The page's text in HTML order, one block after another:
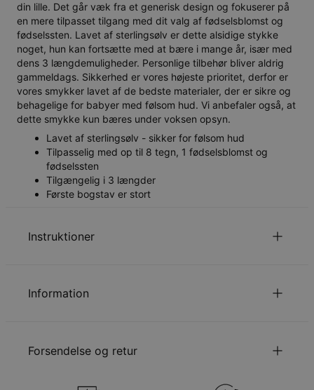
din lille. Det går væk fra et generisk design og fokuserer på
en mere tilpasset tilgang med dit valg af fødselsblomst og
fødselssten. Lavet af sterlingsølv er dette alsidige stykke
noget, hun kan fortsætte med at bære i mange år, især med
dens 3 længdemuligheder. Personlige tilbehør bliver aldrig
gammeldags. Sikkerhed er vores højeste prioritet, derfor er
vores smykker lavet af de bedste materialer, der er sikre og
behagelige for babyer med følsom hud. Vi anbefaler også, at
dette smykke kun bæres under voksen opsyn.
Lavet af sterlingsølv - sikker for følsom hud
Tilpasselig med op til 8 tegn, 1 fødselsblomst og
fødselssten
Tilgængelig i 3 længder
Første bogstav er stort
Instruktioner
Du er velkommen til at kontakte os via
Information
Kædetype
Rollokæde
Forsendelse og retur